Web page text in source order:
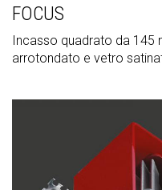
FOCUS
Incasso quadrato da 145
arrotondato e vetro